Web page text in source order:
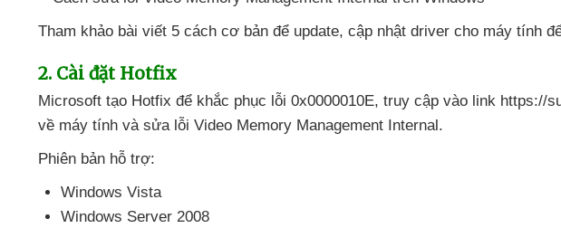
Tham khảo bài viết 5 cách cơ bản để update, cập nhật driver cho máy tính
2. Cài đặt Hotfix
Microsoft tạo Hotfix để khắc phục lỗi 0x0000010E, truy cập vào link https://
về máy tính và sửa lỗi Video Memory Management Internal.
Phiên bản hỗ trợ:
Windows Vista
Windows Server 2008